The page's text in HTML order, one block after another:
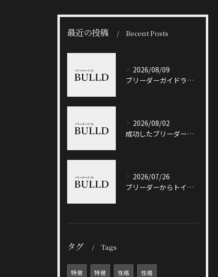
最近の投稿 Recent Posts
2026/08/09
ブリーダーガイドライン徹底解説と悪質業者を見抜くポイント
2026/08/02
成功したブリーダーと岐阜県加茂郡八百津町で信頼できる出会い方徹底ガイド
2026/07/26
ブリーダーからトイプードルを迎える前に知っておきたい選び方と価格相場のポイント
タグ Tags
特徴 特徴 性格 性格